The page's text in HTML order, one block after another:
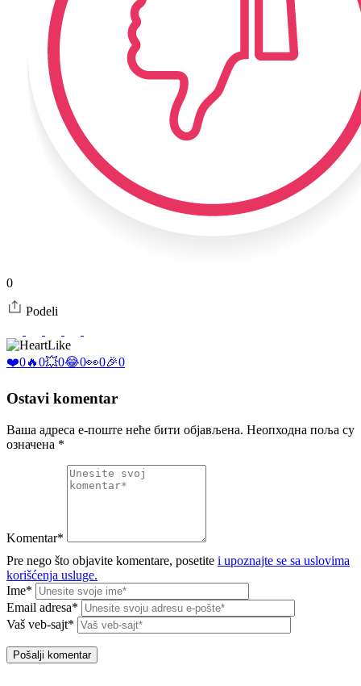
0
Podeli
Like
❤️0🔥0💥0😂0👀0🎉0
Ostavi komentar
Ваша адреса е-поште неће бити објављена. Неопходна поља су
означена *
Komentar*
Pre nego što objavite komentare, posetite i upoznajte se sa uslovima
korišćenja usluge.
Ime*
Email adresa*
Vaš veb-sajt*